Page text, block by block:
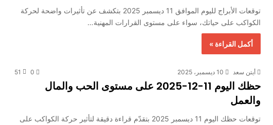
توقعات الأبراج لليوم الموافق 11 ديسمبر 2025 بتكشف عن تأثيرات واضحة لحركة
الكواكب على حياتك، سواء على مستوى القرارات المهنية…
أكمل القراءة »
أيتن سعد 10 ديسمبر، 2025 0
51
حظك اليوم 11-12-2025 على مستوى الحب والمال
والعمل
توقعات حظك اليوم 11 ديسمبر 2025 بتقدّم قراءة دقيقة لتأثير حركة الكواكب على